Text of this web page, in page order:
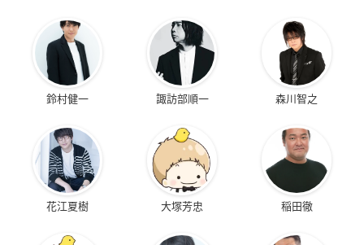
鈴村健一 諏訪部順一 森川智之
花江夏樹 大塚芳忠 稲田徹